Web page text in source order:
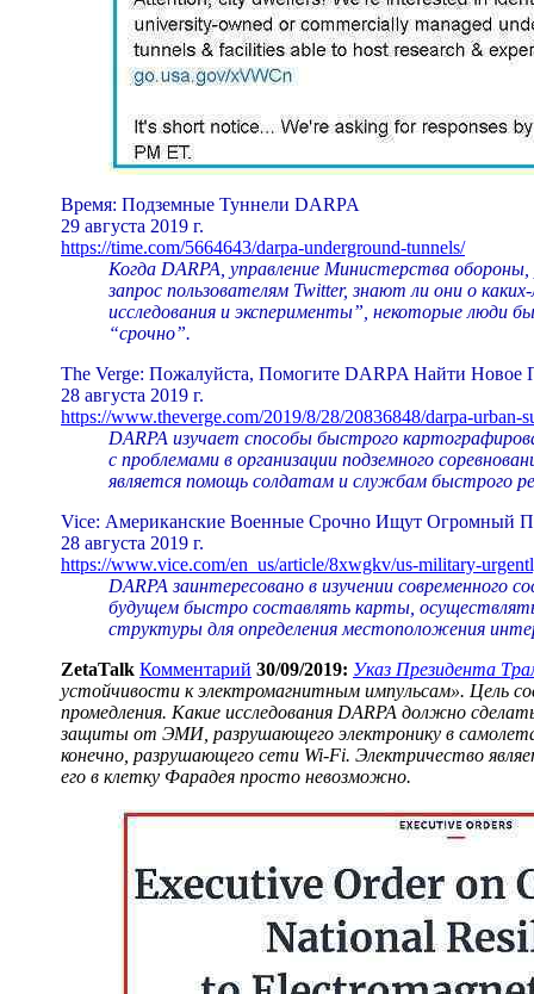
Время: Подземные Туннели DARPA
29 августа 2019 г.
https://time.com/5664643/darpa-underground-tunnels/
Когда DARPA, управление Министерства
запрос пользователям Twitter, знают ли они о
исследования и эксперименты”, некоторые люди
“срочно”.
The Verge: Пожалуйста, Помогите DARPA Найти Новое
28 августа 2019 г.
https://www.theverge.com/2019/8/28/20836848/darpa-urban-
DARPA изучает способы быстрого
с проблемами в организации подземного
является помощь солдатам и службам быстрого
Vice: Американские Военные Срочно Ищут Огромный
28 августа 2019 г.
https://www.vice.com/en_us/article/8xwgkv/us-military-
DARPA заинтересовано в изучении современного
будущем быстро составлять карты,
структуры для определения местоположения
ZetaTalk Комментарий 30/09/2019: Указ Президента
устойчивости к электромагнитным импульсам».
промедления. Какие исследования DARPA должно
защиты от ЭМИ, разрушающего электронику в
конечно, разрушающего сети Wi-Fi. Электричество
его в клетку Фарадея просто невозможно.